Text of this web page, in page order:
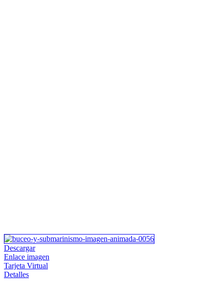
Descargar
Enlace imagen
Tarjeta Virtual
Detalles